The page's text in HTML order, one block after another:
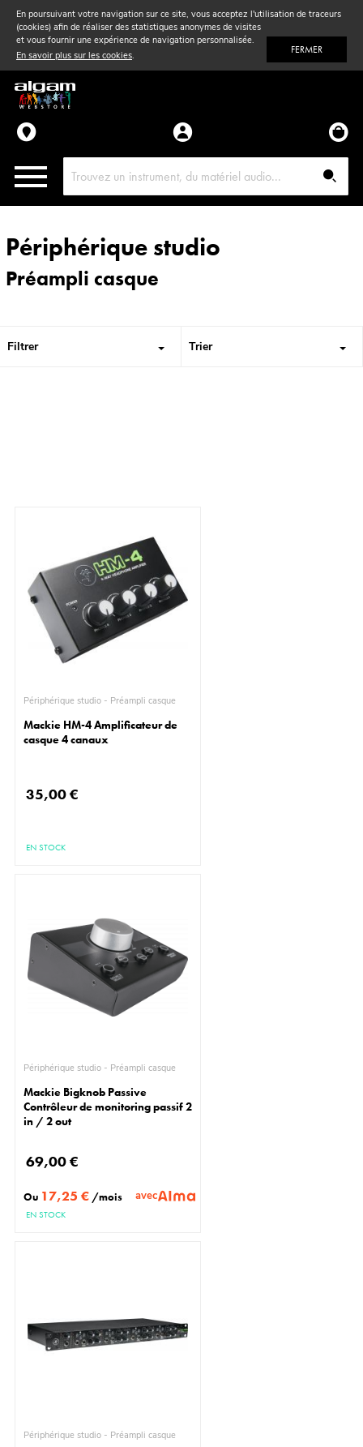
En poursuivant votre navigation sur ce site, vous acceptez l'utilisation de traceurs
(cookies) afin de réaliser des statistiques anonymes de visites
et vous fournir une expérience de navigation personnalisée.
En savoir plus sur les cookies. FERMER
Vent& Violon
Accessoires
Pièces détachées
Périphérique studio
Préampli casque
Périphérique studio - Préampli casque
Mackie HM-4 Amplificateur de
casque 4 canaux
35,00 €
EN STOCK
Périphérique studio - Préampli casque
Mackie Bigknob Passive
Contrôleur de monitoring passif 2
in / 2 out
69,00 €
Ou 17,25 € /mois avec
EN STOCK
Périphérique studio - Préampli casque
Trier
Filtrer